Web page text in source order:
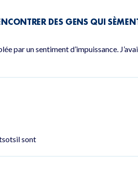
DES GENS QUI
par un sentiment d’impuissance.
sont